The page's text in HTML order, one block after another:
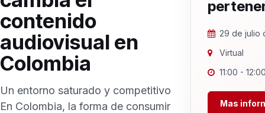
contenido
audiovisual en
Colombia
Un entorno saturado y competitivo
En Colombia, la forma de consumir
29 de julio
Virtual
11:00 -
Mas